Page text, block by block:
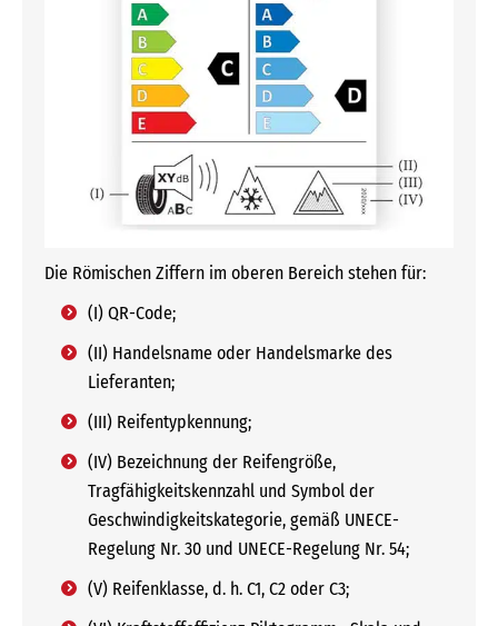
Die Römischen Ziffern im oberen Bereich stehen für:
(I) QR-Code;
(II) Handelsname oder Handelsmarke des
Lieferanten;
(III) Reifentypkennung;
(IV) Bezeichnung der Reifengröße,
Tragfähigkeitskennzahl und Symbol der
Geschwindigkeitskategorie, gemäß UNECE-
Regelung Nr. 30 und UNECE-Regelung Nr. 54;
(V) Reifenklasse, d. h. C1, C2 oder C3;